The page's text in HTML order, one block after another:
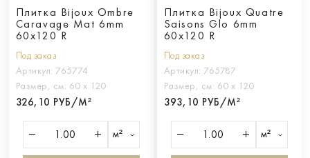
Плитка Bijoux Ombre
Caravage Mat 6mm
60x120 R
Под заказ
Артикул: 765774
Размер, см: 60 х 120
326,10 РУБ/М²
м²
Плитка Bijoux Quatre
Saisons Glo 6mm
60x120 R
Под заказ
Артикул: 765787
Размер, см: 60 х 120
393,10 РУБ/М²
м²